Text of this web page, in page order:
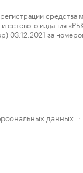
средства
издания
03.12.2021 за
данных ·